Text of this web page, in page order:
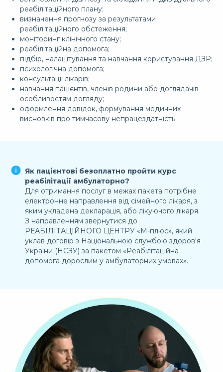
реабілітаційного плану;
визначення прогнозу за результатами
реабілітаційного обстеження;
моніторинг клінічного стану;
реабілітаційна допомога;
підбір, налаштування та навчання користування ДЗР;
психологічна допомога;
консультації лікарів;
навчання пацієнтів, членів родини або доглядачів
особливостям догляду;
оформлення довідок, формування медичних
висновків про тимчасову непрацездатність.
Як пацієнтові безоплатно пройти курс
реабілітації амбулаторно?
Для отримання послуг в межах пакета потрібне
електронне направлення від сімейного лікаря, з
яким укладена декларація, або лікуючого лікаря.
З направленням звернутися до
РЕАБІЛІТАЦІЙНОГО ЦЕНТРУ «М-плюс», який
уклав договір з Національною службою здоров'я
України (НСЗУ) за пакетом «Реабілітаційна
допомога дорослим у амбулаторних умовах».